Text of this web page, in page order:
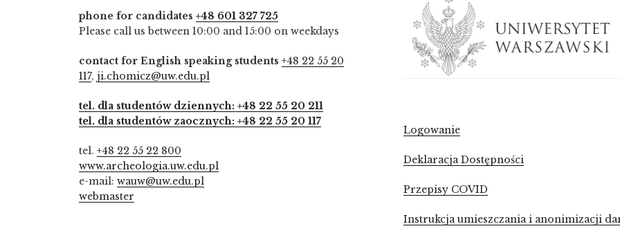
phone for candidates +48 601 327 725
Please call us between 10:00 and 15:00 on weekdays
contact for English speaking students +48 22 55 20
117, ji.chomicz@uw.edu.pl
tel. dla studentów dziennych: +48 22 55 20 211
tel. dla studentów zaocznych: +48 22 55 20 117
tel. +48 22 55 22 800
www.archeologia.uw.edu.pl
e-mail: wauw@uw.edu.pl
webmaster
Logowanie
Deklaracja Dostępności
Przepisy COVID
Instrukcja umieszczania i anonimizacji